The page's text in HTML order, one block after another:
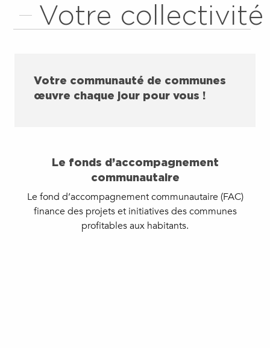
Votre collectivité
Votre communauté de communes
œuvre chaque jour pour vous !
Le fonds d’accompagnement
communautaire
Le fond d’accompagnement communautaire (FAC)
finance des projets et initiatives des communes
profitables aux habitants.